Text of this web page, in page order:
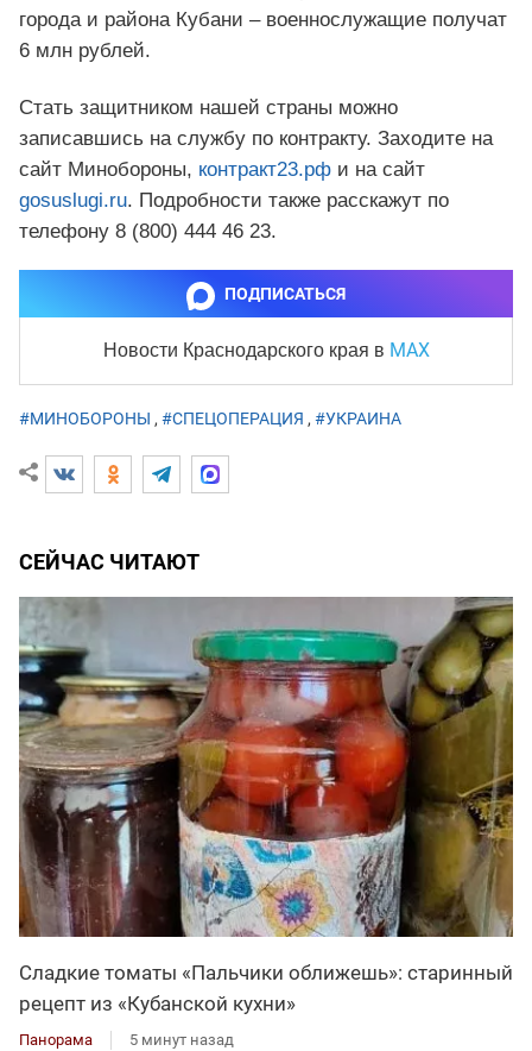
города и района Кубани – военнослужащие получат
6 млн рублей.
Стать защитником нашей страны можно
записавшись на службу по контракту. Заходите на
сайт Минобороны, контракт23.рф и на сайт
gosuslugi.ru. Подробности также расскажут по
телефону 8 (800) 444 46 23.
ПОДПИСАТЬСЯ
Новости Краснодарского края в MAX
#МИНОБОРОНЫ , #СПЕЦОПЕРАЦИЯ , #УКРАИНА
СЕЙЧАС ЧИТАЮТ
Сладкие томаты «Пальчики оближешь»: старинный
рецепт из «Кубанской кухни»
Панорама 5 минут назад